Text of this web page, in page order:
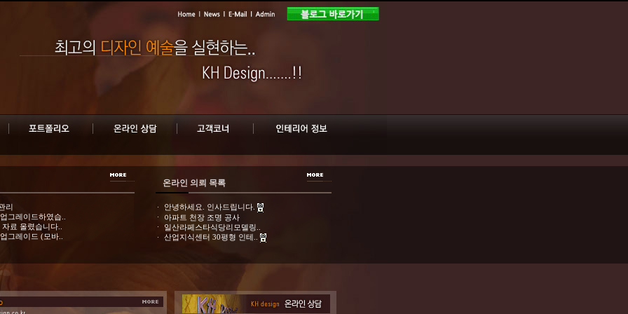
리
그레이드하였습..
료 올렸습니다..
그레이드 (모바..
온라인 의뢰 목록
안녕하세요. 인사드립니다.
아파트 천장 조명 공사
일산라페스타식당리모델링..
산업지식센터 30평형 인테..